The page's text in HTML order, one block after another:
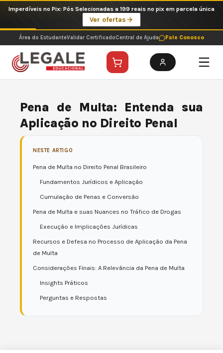
o
conteúdo
Imperdíveis no Pix: Pós Selecionadas a 199 reais no pix em parcela única
Ver ofertas
Área do EstudanteValidar CertificadoCentral de Ajuda Fale Conosco
Pena de Multa: Entenda sua
Aplicação no Direito Penal
NESTE ARTIGO
Pena de Multa no Direito Penal Brasileiro
Fundamentos Jurídicos e Aplicação
Cumulação de Penas e Conversão
Pena de Multa e suas Nuances no Tráfico de Drogas
Execução e Implicações Jurídicas
Recursos e Defesa no Processo de Aplicação da Pena
de Multa
Considerações Finais: A Relevância da Pena de Multa
Insights Práticos
Perguntas e Respostas